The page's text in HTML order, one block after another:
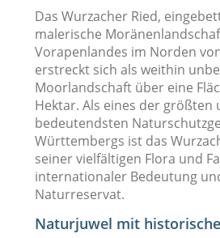
Das Wurzacher Ried,
malerische
Vorapenlandes im Norden
erstreckt sich als weithin
Moorlandschaft über eine
Hektar. Als eines der größten
bedeutendsten
Württembergs ist das
seiner vielfältigen Flora und
internationaler Bedeutung
Naturreservat.
Naturjuwel mit